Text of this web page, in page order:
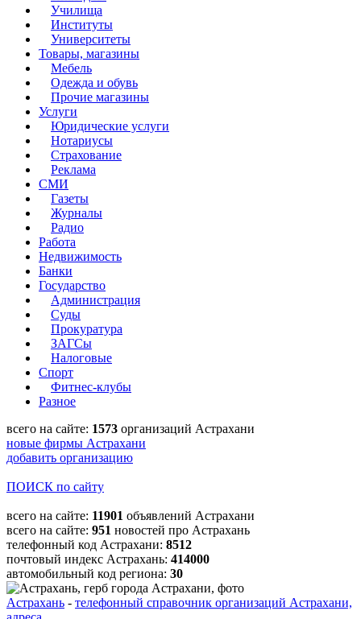
Училища
Институты
Университеты
Товары, магазины
Мебель
Одежда и обувь
Прочие магазины
Услуги
Юридические услуги
Нотариусы
Страхование
Реклама
СМИ
Газеты
Журналы
Радио
Работа
Недвижимость
Банки
Государство
Администрация
Суды
Прокуратура
ЗАГСы
Налоговые
Спорт
Фитнес-клубы
Разное
всего на сайте: 1573 организаций Астрахани
новые фирмы Астрахани
добавить организацию
ПОИСК по сайту
всего на сайте: 11901 объявлений Астрахани
всего на сайте: 951 новостей про Астрахань
телефонный код Астрахани: 8512
почтовый индекс Астрахань: 414000
автомобильный код региона: 30
Астрахань - телефонный справочник организаций Астрахани,